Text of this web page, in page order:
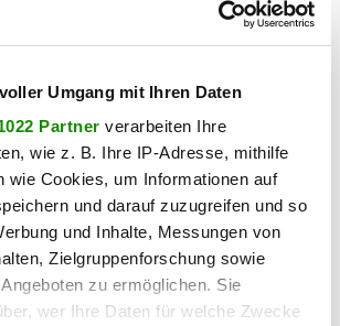
Umgang mit Ihren Daten
Partner verarbeiten Ihre
wie z. B. Ihre IP-Adresse, mithilfe
wie Cookies, um Informationen auf
und darauf zuzugreifen und so
und Inhalte, Messungen von
Zielgruppenforschung sowie
zu ermöglichen. Sie
wer Ihre Daten für welche Zwecke
Wiener Lage zu erwerben!
besteht.
als Doppelmakler tätig.